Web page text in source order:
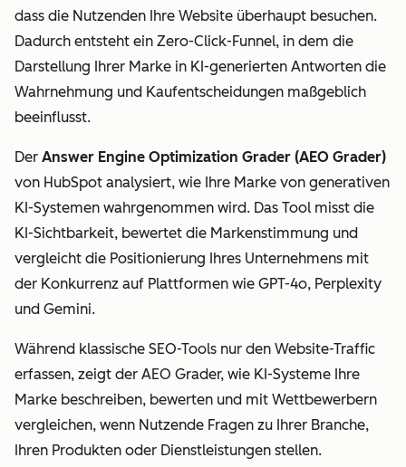
dass die Nutzenden Ihre Website überhaupt besuchen.
Dadurch entsteht ein Zero-Click-Funnel, in dem die
Darstellung Ihrer Marke in KI-generierten Antworten die
Wahrnehmung und Kaufentscheidungen maßgeblich
beeinflusst.
Der Answer Engine Optimization Grader (AEO Grader)
von HubSpot analysiert, wie Ihre Marke von generativen
KI-Systemen wahrgenommen wird. Das Tool misst die
KI-Sichtbarkeit, bewertet die Markenstimmung und
vergleicht die Positionierung Ihres Unternehmens mit
der Konkurrenz auf Plattformen wie GPT-4o, Perplexity
und Gemini.
Während klassische SEO-Tools nur den Website-Traffic
erfassen, zeigt der AEO Grader, wie KI-Systeme Ihre
Marke beschreiben, bewerten und mit Wettbewerbern
vergleichen, wenn Nutzende Fragen zu Ihrer Branche,
Ihren Produkten oder Dienstleistungen stellen.